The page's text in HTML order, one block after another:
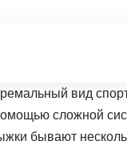
вид
сложной
бывают